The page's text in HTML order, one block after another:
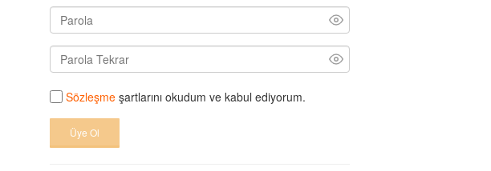
Sözleşme şartlarını okudum ve kabul ediyorum.
Üye Ol